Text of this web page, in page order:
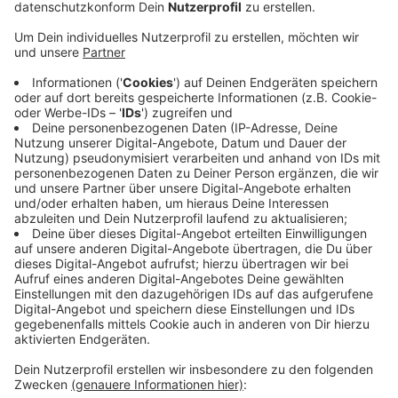
Sie hat auf unsere Anfrage die Zahl von 300
Paketboten genannt, die täglich über 60.000 Pakete in
unserer Stadt zustellen - das sind doppelt so viele,
wie an Durchschnitts-Tagen. Die Post hat uns auch
bestätigt, was Viele schon vermuten: Die Corona-
Pandemie hat dem Onlinehandel noch mehr Zuwachs
verschafft: DHL rechnet im Vergleich zur
Weihnachtszeit 2019 mit 50 Prozent mehr Paketen.
Weitere Infos zum Thema:
Auch der Einzelhandelsverband erwartet ein
deutliches Plus beim Online-Handel
Anzeige